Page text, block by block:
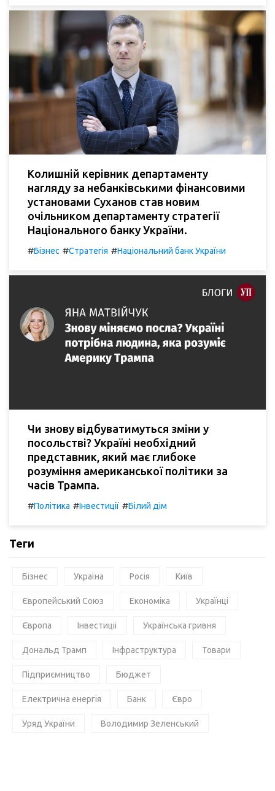
Колишній керівник департаменту
нагляду за небанківськими фінансовими
установами Суханов став новим
очільником департаменту стратегії
Національного банку України.
#Бізнес #Стратегія #Національний банк України
Чи знову відбуватимуться зміни у
посольстві? Україні необхідний
представник, який має глибоке
розуміння американської політики за
часів Трампа.
#Політика #Інвестиції #Білий дім
Теги
Бізнес Україна Росія Київ
Європейський Союз Економіка Українці
Європа Інвестиції Українська гривня
Дональд Трамп Інфраструктура Товари
Підприємництво Бюджет
Електрична енергія Банк Євро
Уряд України Володимир Зеленський